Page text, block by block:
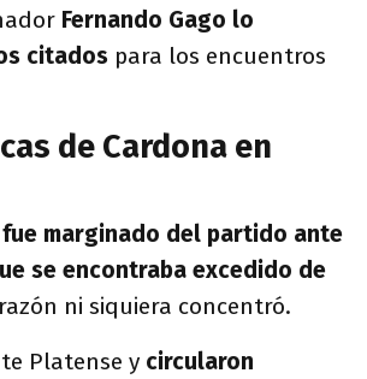
Fernando Gago lo
citados para los encuentros
de Cardona en
fue marginado del partido ante
se encontraba excedido de
ni siquiera concentró.
Platense y circularon